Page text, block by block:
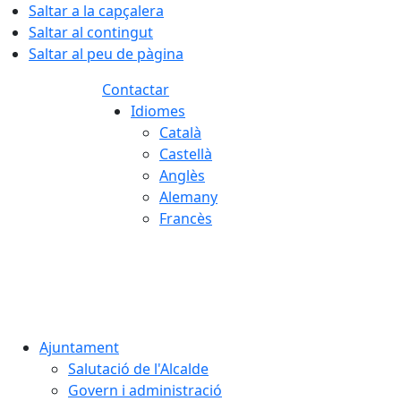
Saltar a la capçalera
Saltar al contingut
Saltar al peu de pàgina
Contactar
Idiomes
Català
Castellà
Anglès
Alemany
Francès
Ajuntament
Salutació de l'Alcalde
Govern i administració